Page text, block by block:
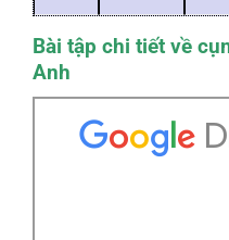
Bài tập chi tiết về
Anh